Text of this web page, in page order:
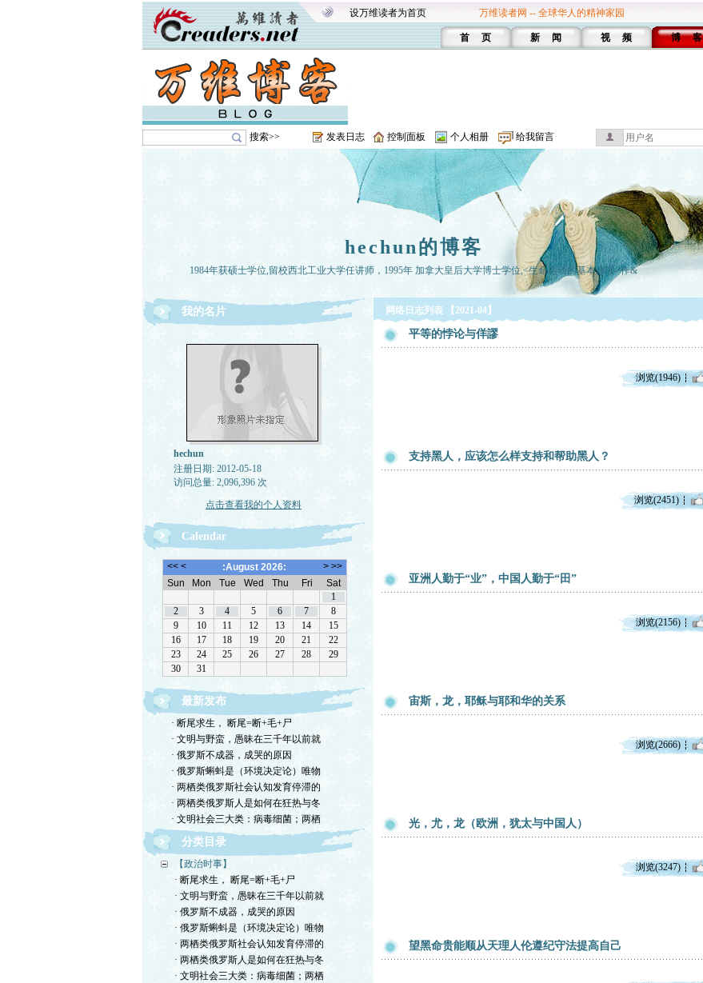
设万维读者为首页 万维读者网 -- 全球华人的精神家园
首 页 新 闻 视 频 博 客
搜索>> 发表日志 控制面板 个人相册 给我留言
hechun的博客
1984年获硕士学位,留校西北工业大学任讲师，1995年 加拿大皇后大学博士学位,<生命运动的基本原理>作&
我的名片
hechun
注册日期: 2012-05-18
访问总量: 2,096,396 次
点击查看我的个人资料
Calendar
最新发布
· 断尾求生， 断尾=断+毛+尸
· 文明与野蛮，愚昧在三千年以前就
· 俄罗斯不成器，成哭的原因
· 俄罗斯蝌蚪是（环境决定论）唯物
· 两栖类俄罗斯社会认知发育停滞的
· 两栖类俄罗斯人是如何在狂热与冬
· 文明社会三大类：病毒细菌；两栖
分类目录
【政治时事】
· 断尾求生， 断尾=断+毛+尸
· 文明与野蛮，愚昧在三千年以前就
· 俄罗斯不成器，成哭的原因
· 俄罗斯蝌蚪是（环境决定论）唯物
· 两栖类俄罗斯社会认知发育停滞的
· 两栖类俄罗斯人是如何在狂热与冬
· 文明社会三大类：病毒细菌；两栖
网络日志列表 【2021-04】
平等的悖论与佯謬
浏览(1946)
支持黑人，应该怎么样支持和帮助黑人？
浏览(2451)
亚洲人勤于“业”，中国人勤于“田”
浏览(2156)
宙斯，龙，耶稣与耶和华的关系
浏览(2666)
光，尤，龙（欧洲，犹太与中国人）
浏览(3247)
望黑命贵能顺从天理人伦遵纪守法提高自己